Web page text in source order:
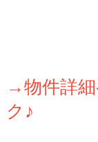
→物件詳
ク♪